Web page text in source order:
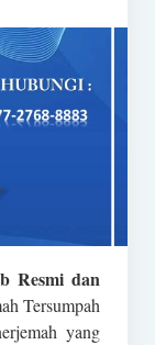
Resmi dan
Tersumpah
yang